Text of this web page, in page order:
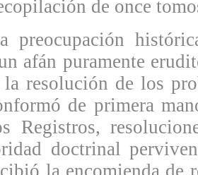
de once
afán puramente
resolución de los
de primera
Registros,
doctrinal
la encomienda de